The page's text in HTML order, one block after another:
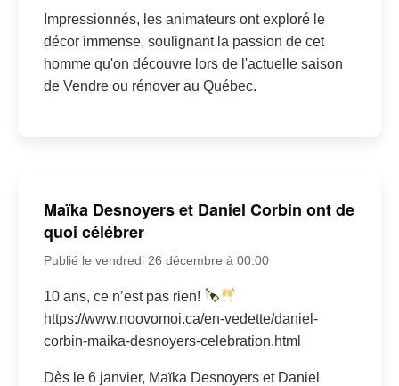
Impressionnés, les animateurs ont exploré le
décor immense, soulignant la passion de cet
homme qu'on découvre lors de l'actuelle saison
de Vendre ou rénover au Québec.
Maïka Desnoyers et Daniel Corbin ont de
quoi célébrer
Publié le vendredi 26 décembre à 00:00
10 ans, ce n’est pas rien!
https://www.noovomoi.ca/en-vedette/daniel-
corbin-maika-desnoyers-celebration.html
Dès le 6 janvier, Maïka Desnoyers et Daniel